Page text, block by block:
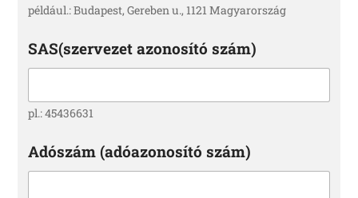
például.: Budapest, Gereben u., 1121 Magyarország
SAS(szervezet azonosító szám)
pl.: 45436631
Adószám (adóazonosító szám)